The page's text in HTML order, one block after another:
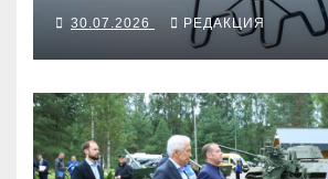
30.07.2026 РЕДАКЦИЯ